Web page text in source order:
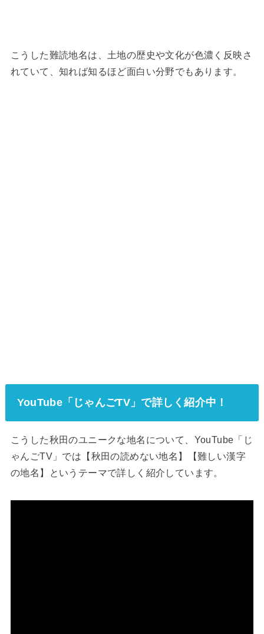
こうした難読地名は、土地の歴史や文化が色濃く反映さ
れていて、知れば知るほど面白い分野でもあります。
YouTube「じゃんごTV」で詳しく紹介中！
こうした秋田のユニークな地名について、YouTube「じ
ゃんごTV」では【秋田の読めない地名】【難しい漢字
の地名】というテーマで詳しく紹介しています。